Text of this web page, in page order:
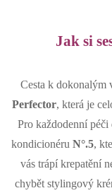
Jak si
Cesta k dokonalým
Perfector, která je
Pro každodenní
kondicionéru N°.5,
vás trápí krepatění
chybět stylingový